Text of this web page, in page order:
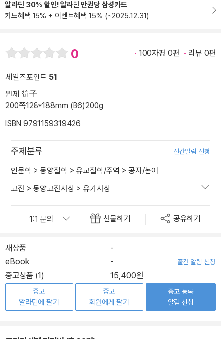
알라딘 30% 할인! 알라딘 만권당 삼성카드
카드혜택 15% + 이벤트혜택 15% (~2025.12.31)
0 100자평 0편 리뷰 0편
세일즈포인트 51
원제 筍子
200쪽128*188mm (B6)200g
ISBN 9791159319426
주제분류 신간알림 신청
인문학 > 동양철학 > 유교철학/주역 > 공자/논어
고전 > 동양고전사상 > 유가사상
선물하기 공유하기
새상품
-
eBook
- 출간 알림 신청
중고상품 (1) 15,400원
중고
알라딘에 팔기
중고
회원에게 팔기
중고 등록
알림 신청